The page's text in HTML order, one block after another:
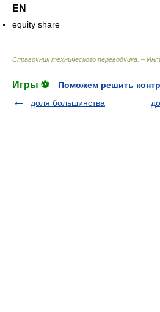
EN
equity share
Справочник технического переводчика. –
Игры ⚽
Поможем решить
доля большинства